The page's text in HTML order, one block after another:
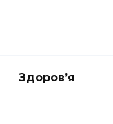
Здоров’я